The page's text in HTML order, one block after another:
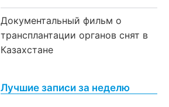
Документальный фильм о
трансплантации органов снят в
Казахстане
Лучшие записи за неделю